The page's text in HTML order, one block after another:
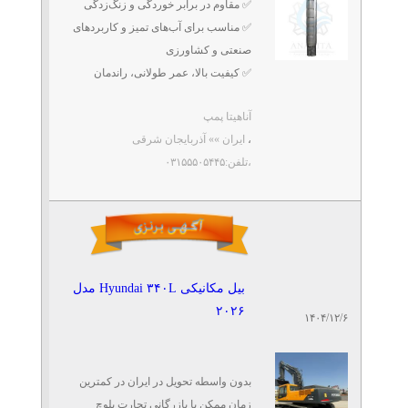
صنعتگران سبز
تلفن: ۰۹۳۳۳۴۳۴۷۰۵
تولید فیلتر الیافی پراید وپژو
تولیدفیلترهوای خودرو با درآمد
صنعتگران سبز
✅ مقاوم در برابر خوردگی و زنگ‌زدگی
✅ مناسب برای آب‌های تمیز و کاربردهای
صنعتی و کشاورزی
✅ کیفیت بالا، عمر طولانی، راندمان
📍 کاشان– ارسال به سراسر کشور
📞 ...
آناهیتا پمپ
، ایران »» آذربایجان شرقی
،تلفن:۰۳۱۵۵۵۰۵۴۴۵
۱۴۰۴/۱۲/۶
بیل مکانیکی Hyundai ۳۴۰L مدل
۲۰۲۶
بدون واسطه تحویل در ایران در کمترین
زمان ممکن با بازرگانی تجارت بلوچ